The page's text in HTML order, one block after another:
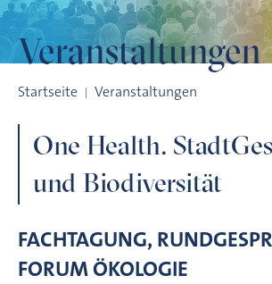
Veranstaltungen
Startseite Veranstaltungen
One Health.
und Biodiversität
FACHTAGUNG,
FORUM ÖKOLOGIE